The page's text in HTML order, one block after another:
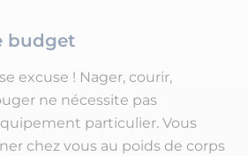
budget
excuse ! Nager, courir,
ne nécessite pas
particulier. Vous
chez vous au poids de corps